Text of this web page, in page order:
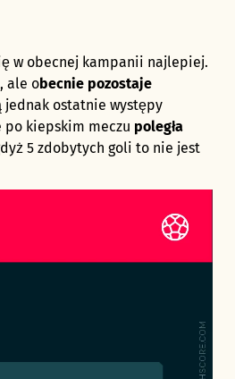
w obecnej kampanii najlepiej.
ale obecnie pozostaje
jednak ostatnie występy
kiepskim meczu poległa
5 zdobytych goli to nie jest